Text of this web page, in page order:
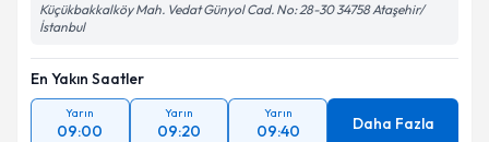
Küçükbakkalköy Mah. Vedat Günyol Cad. No: 28-30 34758 Ataşehir/
İstanbul
En Yakın Saatler
Yarın
09:00
Yarın
09:20
Yarın
09:40 Daha Fazla